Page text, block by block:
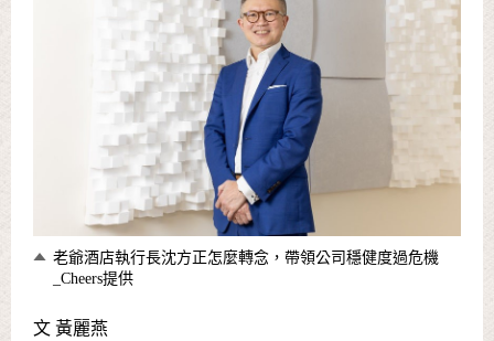
老爺酒店執行長沈方正怎麼轉念，帶領公司穩健度過危機
_Cheers提供
文 黃麗燕